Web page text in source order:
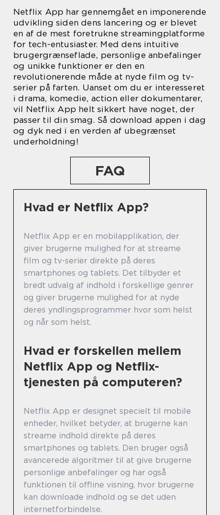
Netflix App har gennemgået en imponerende
udvikling siden dens lancering og er blevet
en af de mest foretrukne streamingplatforme
for tech-entusiaster. Med dens intuitive
brugergrænseflade, personlige anbefalinger
og unikke funktioner er den en
revolutionerende måde at nyde film og tv-
serier på farten. Uanset om du er interesseret
i drama, komedie, action eller dokumentarer,
vil Netflix App helt sikkert have noget, der
passer til din smag. Så download appen i dag
og dyk ned i en verden af ubegrænset
underholdning!
FAQ
Hvad er Netflix App?
Netflix App er en mobilapplikation, der
giver brugerne mulighed for at streame
film og tv-serier direkte på deres
smartphones og tablets. Det tilbyder et
bredt udvalg af indhold i forskellige genrer
og giver brugerne mulighed for at nyde
deres yndlingsprogrammer hvor som helst
og når som helst.
Hvad er forskellen mellem
Netflix App og Netflix-
tjenesten på computeren?
Netflix App er designet specielt til mobile
enheder, hvilket betyder, at brugerne kan
streame indhold direkte på deres
smartphones og tablets. Den bruger også
avancerede algoritmer til at give brugerne
personlige anbefalinger og har også
funktionen til offline visning, hvor brugerne
kan downloade indhold og se det uden
internetforbindelse.